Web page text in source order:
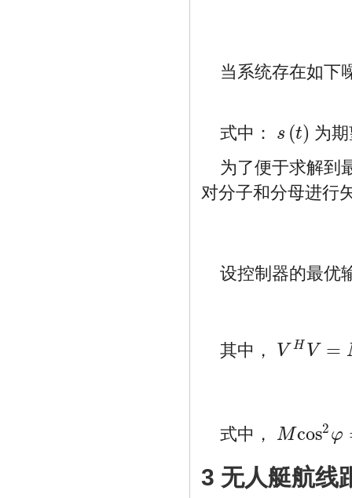
当系统存在如下
式中： s (t)
s(
为
为了便于求解到
对分子和分母进行
设控制器的最优
其中， V H V =
VH
式中， Mcos2 φ
Mcos2φ=|W HV|
3 无人艇航线